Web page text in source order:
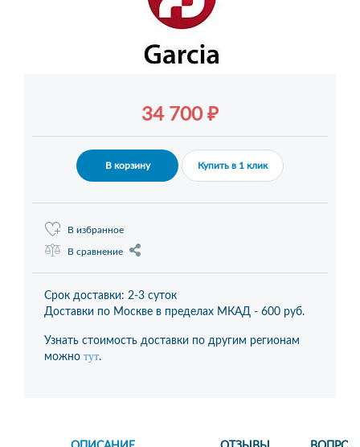
34 700 ₽
В корзину Купить в 1 клик
В избранное
В сравнение
Срок доставки: 2-3 суток
Доставки по Москве в пределах МКАД - 600 руб.
Узнать стоимость доставки по другим регионам
можно тут.